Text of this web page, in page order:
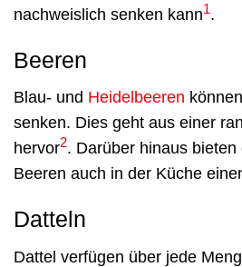
nachweislich senken kann1.
Beeren
Blau- und Heidelbeeren
senken. Dies geht aus einer
hervor2. Darüber hinaus bieten
Beeren auch in der Küche
Datteln
Dattel verfügen über jede